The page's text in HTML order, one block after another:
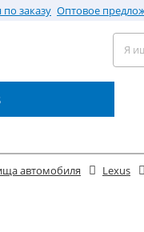
заказу Оптовое
автомобиля Lexus